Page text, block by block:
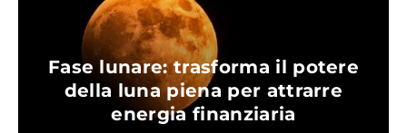
Fase lunare: trasforma il potere
della luna piena per attrarre
energia finanziaria